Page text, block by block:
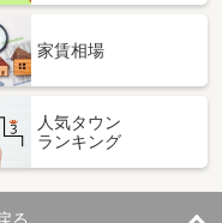
家賃相場
人気タウン
ランキング